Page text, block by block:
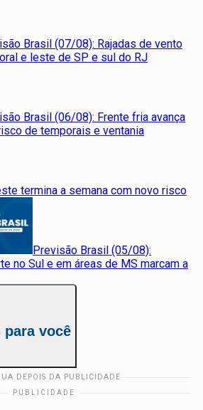
Brasil (07/08): Rajadas de vento
e leste de SP e sul do RJ
Brasil (06/08): Frente fria avança
de temporais e ventania
termina a semana com novo risco
Previsão Brasil (05/08):
no Sul e em áreas de MS marcam a
para você